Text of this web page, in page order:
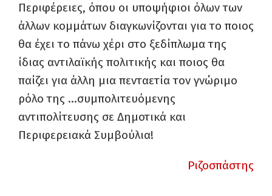
Περιφέρειες, όπου οι υποψήφιοι όλων των
άλλων κομμάτων διαγκωνίζονται για το ποιος
θα έχει το πάνω χέρι στο ξεδίπλωμα της
ίδιας αντιλαϊκής πολιτικής και ποιος θα
παίζει για άλλη μια πενταετία τον γνώριμο
ρόλο της …συμπολιτευόμενης
αντιπολίτευσης σε Δημοτικά και
Περιφερειακά Συμβούλια!
Ριζοσπάστης